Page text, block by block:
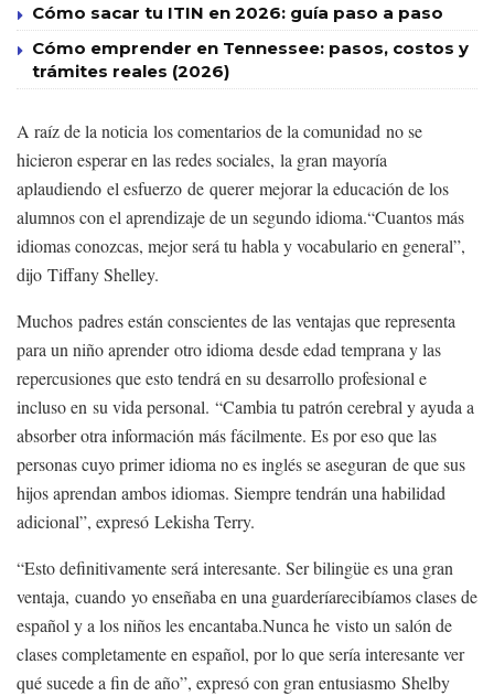
Cómo sacar tu ITIN en 2026: guía paso a paso
Cómo emprender en Tennessee: pasos, costos y
trámites reales (2026)
A raíz de la noticia los comentarios de la comunidad no se
hicieron esperar en las redes sociales, la gran mayoría
aplaudiendo el esfuerzo de querer mejorar la educación de los
alumnos con el aprendizaje de un segundo idioma.“Cuantos más
idiomas conozcas, mejor será tu habla y vocabulario en general”,
dijo Tiffany Shelley.
Muchos padres están conscientes de las ventajas que representa
para un niño aprender otro idioma desde edad temprana y las
repercusiones que esto tendrá en su desarrollo profesional e
incluso en su vida personal. “Cambia tu patrón cerebral y ayuda a
absorber otra información más fácilmente. Es por eso que las
personas cuyo primer idioma no es inglés se aseguran de que sus
hijos aprendan ambos idiomas. Siempre tendrán una habilidad
adicional”, expresó Lekisha Terry.
“Esto definitivamente será interesante. Ser bilingüe es una gran
ventaja, cuando yo enseñaba en una guarderíarecibíamos clases de
español y a los niños les encantaba.Nunca he visto un salón de
clases completamente en español, por lo que sería interesante ver
qué sucede a fin de año”, expresó con gran entusiasmo Shelby